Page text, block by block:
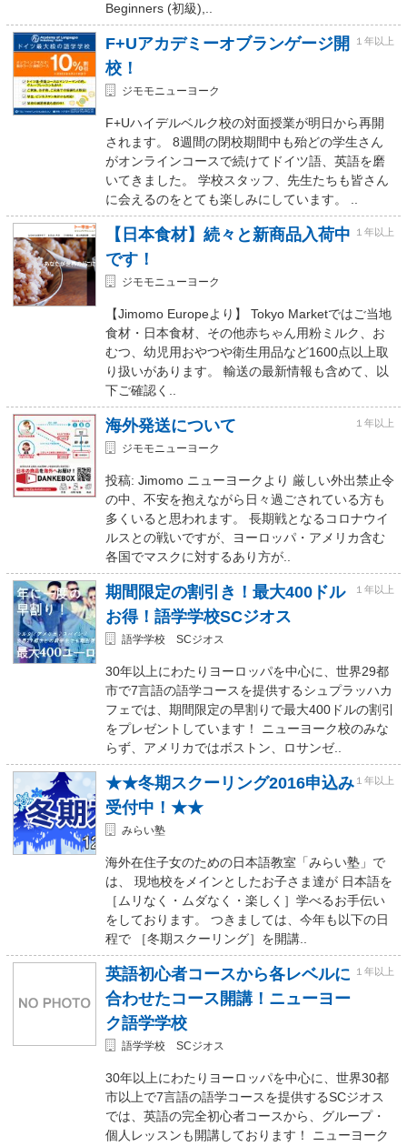
Beginners (初級),..
F+Uアカデミーオブランゲージ開
校！
１年以上
ジモモニューヨーク
F+Uハイデルベルク校の対面授業が明日から再開
されます。 8週間の閉校期間中も殆どの学生さん
がオンラインコースで続けてドイツ語、英語を磨
いてきました。 学校スタッフ、先生たちも皆さん
に会えるのをとても楽しみにしています。 ..
【日本食材】続々と新商品入荷中
です！
１年以上
ジモモニューヨーク
【Jimomo Europeより】 Tokyo Marketではご当地
食材・日本食材、その他赤ちゃん用粉ミルク、お
むつ、幼児用おやつや衛生用品など1600点以上取
り扱いがあります。 輸送の最新情報も含めて、以
下ご確認く..
海外発送について １年以上
ジモモニューヨーク
投稿: Jimomo ニューヨークより 厳しい外出禁止令
の中、不安を抱えながら日々過ごされている方も
多くいると思われます。 長期戦となるコロナウイ
ルスとの戦いですが、ヨーロッパ・アメリカ含む
各国でマスクに対するあり方が..
期間限定の割引き！最大400ドル
お得！語学学校SCジオス
１年以上
語学学校 SCジオス
30年以上にわたりヨーロッパを中心に、世界29都
市で7言語の語学コースを提供するシュプラッハカ
フェでは、期間限定の早割りで最大400ドルの割引
をプレゼントしています！ ニューヨーク校のみな
らず、アメリカではボストン、ロサンゼ..
★★冬期スクーリング2016申込み
受付中！★★
１年以上
みらい塾
海外在住子女のための日本語教室「みらい塾」で
は、 現地校をメインとしたお子さま達が 日本語を
［ムリなく・ムダなく・楽しく］学べるお手伝い
をしております。 つきましては、今年も以下の日
程で ［冬期スクーリング］を開講..
英語初心者コースから各レベルに
合わせたコース開講！ニューヨー
ク語学学校
１年以上
語学学校 SCジオス
30年以上にわたりヨーロッパを中心に、世界30都
市以上で7言語の語学コースを提供するSCジオス
では、英語の完全初心者コースから、グループ・
個人レッスンも開講しております！ ニューヨーク